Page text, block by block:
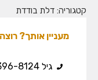
דלת בודדת
מעניין אותך? רוצה
גיל 052-396-8124